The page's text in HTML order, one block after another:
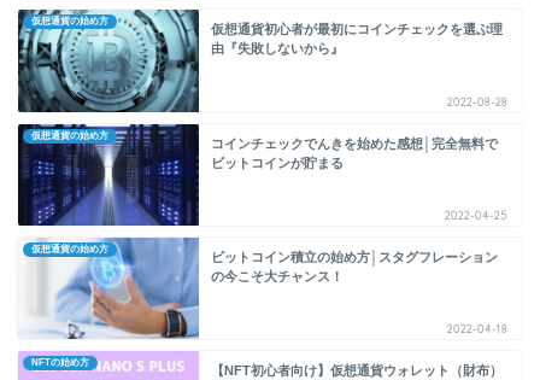
仮想通貨の始め方
仮想通貨初心者が最初にコインチェックを選ぶ理
由『失敗しないから』
2022-08-28
仮想通貨の始め方
コインチェックでんきを始めた感想│完全無料で
ビットコインが貯まる
2022-04-25
仮想通貨の始め方
ビットコイン積立の始め方│スタグフレーション
の今こそ大チャンス！
2022-04-18
NFTの始め方
【NFT初心者向け】仮想通貨ウォレット（財布）